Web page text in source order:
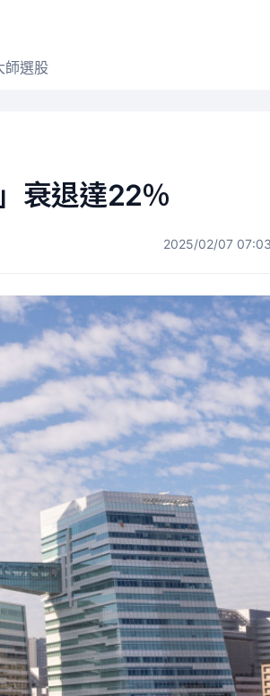
師選股
衰退達22％
2025/02/07